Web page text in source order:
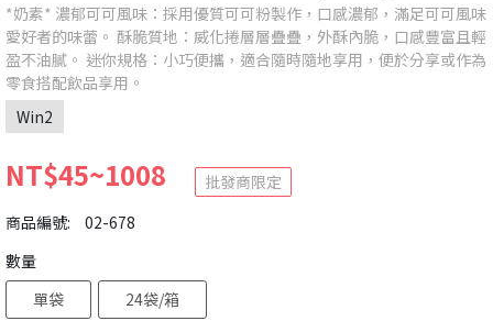
*奶素* 濃郁可可風味：採用優質可可粉製作，口感濃郁，滿足可可風味
愛好者的味蕾。 酥脆質地：威化捲層層疊疊，外酥內脆，口感豐富且輕
盈不油膩。 迷你規格：小巧便攜，適合隨時隨地享用，便於分享或作為
零食搭配飲品享用。
Win2
NT$45~1008
批發商限定
商品編號:
02-678
數量
單袋
24袋/箱